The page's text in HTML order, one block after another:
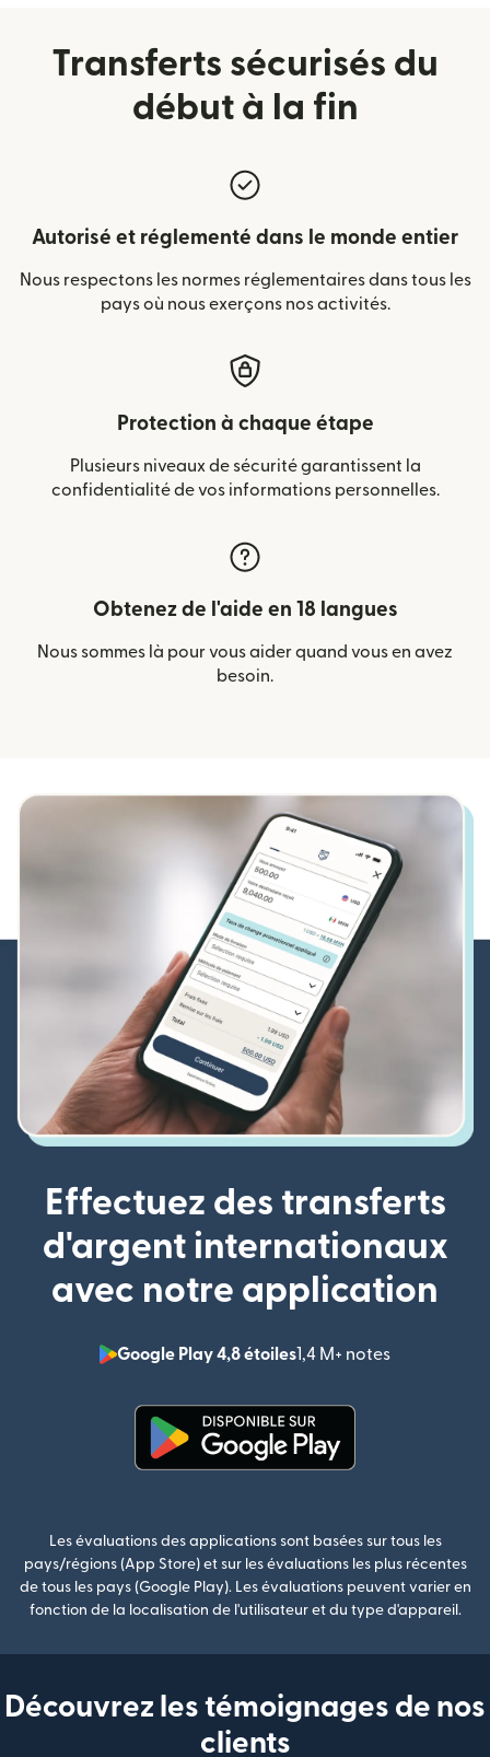
Transferts sécurisés du
début à la fin
Autorisé et réglementé dans le monde entier
Nous respectons les normes réglementaires dans tous les
pays où nous exerçons nos activités.
Protection à chaque étape
Plusieurs niveaux de sécurité garantissent la
confidentialité de vos informations personnelles.
Obtenez de l'aide en 18 langues
Nous sommes là pour vous aider quand vous en avez
besoin.
Effectuez des transferts
d'argent internationaux
avec notre application
Google Play 4,8 étoiles1,4 M+ notes
Les évaluations des applications sont basées sur tous les
pays/régions (App Store) et sur les évaluations les plus récentes
de tous les pays (Google Play). Les évaluations peuvent varier en
fonction de la localisation de l'utilisateur et du type d'appareil.
Découvrez les témoignages de nos
clients